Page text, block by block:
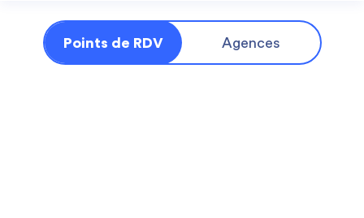
Points de RDV Agences